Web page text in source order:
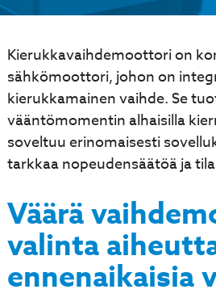
Kierukkavaihdemoottori on
sähkömoottori, johon on
kierukkamainen vaihde. Se
vääntömomentin alhaisilla
soveltuu erinomaisesti
tarkkaa nopeudensäätöä ja
Väärä
valinta
ennenaikaisia